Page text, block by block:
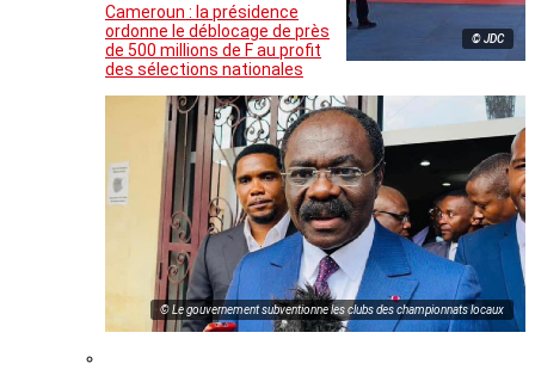
© JDC
Cameroun : la présidence
ordonne le déblocage de près
de 500 millions de F au profit
des sélections nationales
© Le gouvernement subventionne les clubs des championnats locaux